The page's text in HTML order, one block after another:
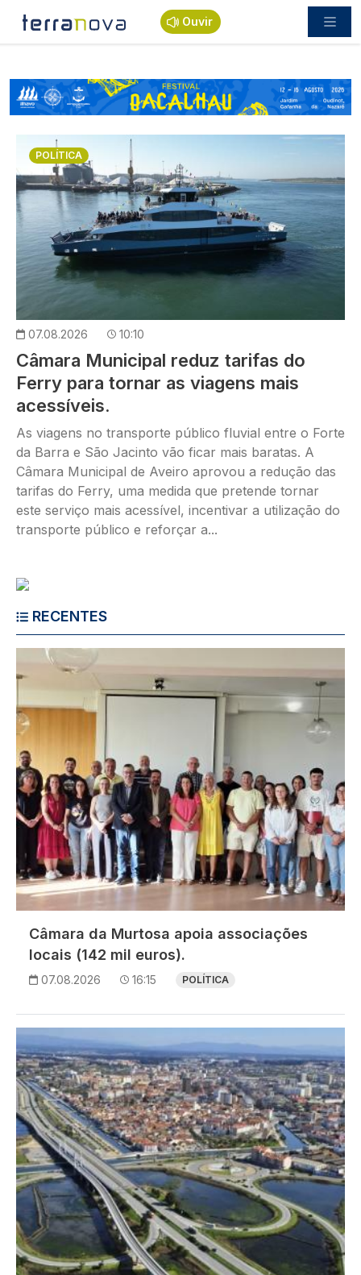
Passar para o conteúdo principal
Ouvir
Imagem
POLÍTICA
07.08.2026 10:10
Câmara Municipal reduz tarifas do
Ferry para tornar as viagens mais
acessíveis.
As viagens no transporte público fluvial entre o Forte
da Barra e São Jacinto vão ficar mais baratas. A
Câmara Municipal de Aveiro aprovou a redução das
tarifas do Ferry, uma medida que pretende tornar
este serviço mais acessível, incentivar a utilização do
transporte público e reforçar a...
RECENTES
Imagem
Câmara da Murtosa apoia associações
locais (142 mil euros).
07.08.2026 16:15 POLÍTICA
Imagem